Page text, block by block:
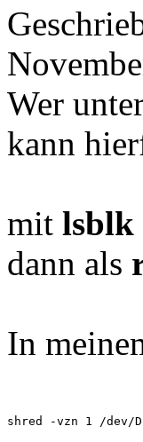
Wer
kann
mit lsblk
dann als
In
shred -vzn 1 /dev/